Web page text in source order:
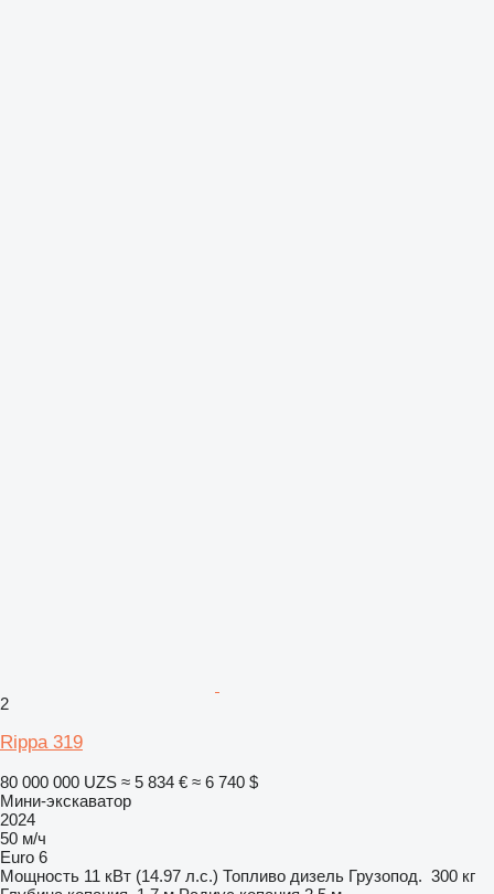
2
Rippa 319
80 000 000 UZS ≈ 5 834 € ≈ 6 740 $
Мини-экскаватор
2024
50 м/ч
Euro 6
Мощность 11 кВт (14.97 л.с.) Топливо дизель Грузопод. 300 кг